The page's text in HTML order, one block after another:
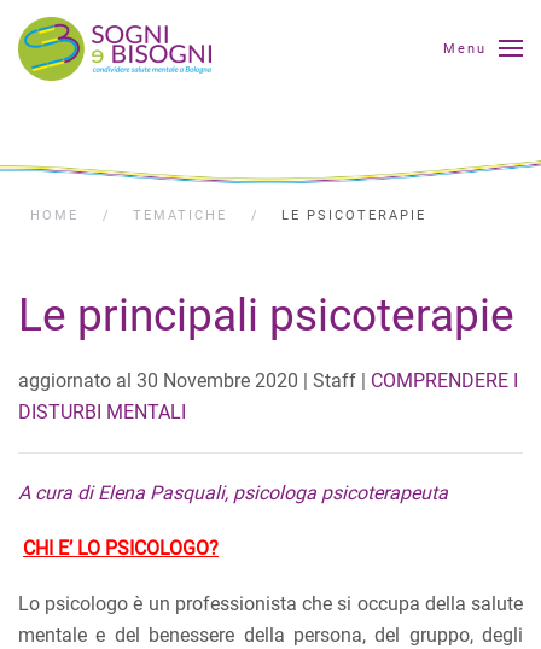
Menu
HOME TEMATICHE LE PSICOTERAPIE
Le principali psicoterapie
aggiornato al 30 Novembre 2020 | Staff | COMPRENDERE I
DISTURBI MENTALI
A cura di Elena Pasquali, psicologa psicoterapeuta
CHI E’ LO PSICOLOGO?
Lo psicologo è un professionista che si occupa della salute
mentale e del benessere della persona, del gruppo, degli